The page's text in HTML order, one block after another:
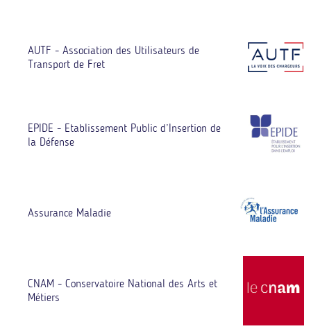
AUTF - Association des Utilisateurs de
Transport de Fret
EPIDE - Etablissement Public d’Insertion de
la Défense
Assurance Maladie
CNAM - Conservatoire National des Arts et
Métiers